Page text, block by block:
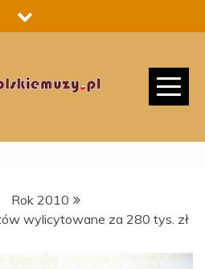
Rok 2010
wylicytowane za 280 tys. zł